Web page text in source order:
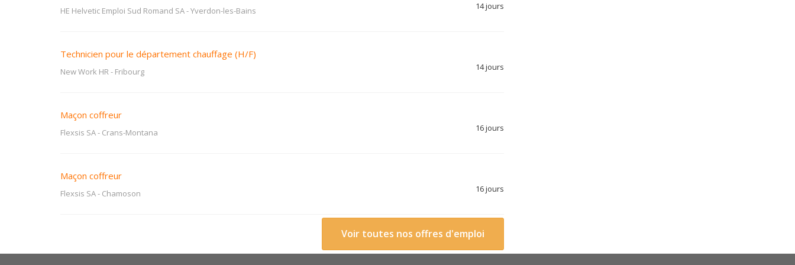
HE Helvetic Emploi Sud Romand SA-Yverdon-les-Bains 14 jours
Technicien pour le département chauffage (H/F)
New Work HR- Fribourg 14 jours
Maçon coffreur
Flexsis SA- Crans-Montana 16 jours
Maçon coffreur
Flexsis SA- Chamoson 16 jours
Voir toutes nos offres d'emploi